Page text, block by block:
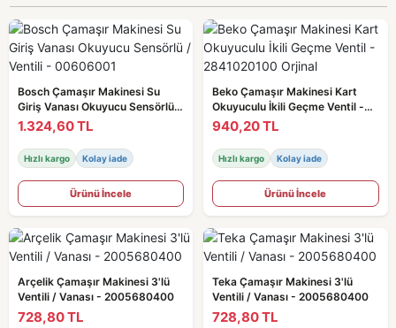
Bosch Çamaşır Makinesi Su
Giriş Vanası Okuyucu Sensörlü /
Ventili - 00606001
1.324,60 TL
Hızlı kargo Kolay iade
Ürünü İncele
Beko Çamaşır Makinesi Kart
Okuyuculu İkili Geçme Ventil -
2841020100 Orjinal
940,20 TL
Hızlı kargo Kolay iade
Ürünü İncele
Arçelik Çamaşır Makinesi 3'lü
Ventili / Vanası - 2005680400
728,80 TL
Teka Çamaşır Makinesi 3'lü
Ventili / Vanası - 2005680400
728,80 TL